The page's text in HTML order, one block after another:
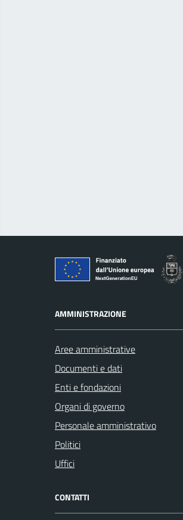
AMMINISTRAZIONE
Aree amministrative
Documenti e dati
Enti e fondazioni
Organi di governo
Personale amministrativo
Politici
Uffici
CONTATTI